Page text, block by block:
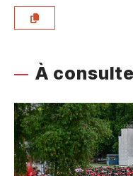
À